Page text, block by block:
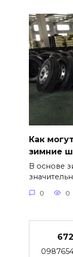
Как
зимние
В основе
0 0